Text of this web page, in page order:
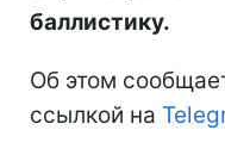
баллистику.
Об этом
ссылкой на